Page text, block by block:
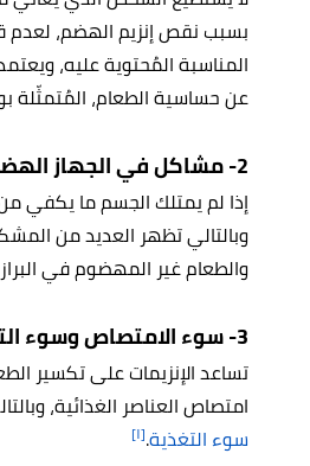
بسبب نقص إنزيم الهضم، لعدم
المناسبة المُحتوية عليه،
عن حساسية الطعام، المُتمثّلة
2- مشاكل في الجهاز الهضمي
إذا لم يمتلك الجسم ما يكفي
وبالتالي تظهر العديد من
والطعام غير المهضوم في
3- سوء الامتصاص وسوء التغذية
تساعد الإنزيمات على تكسير
امتصاص العناصر الغذائية،
سوء التغذية.[١]